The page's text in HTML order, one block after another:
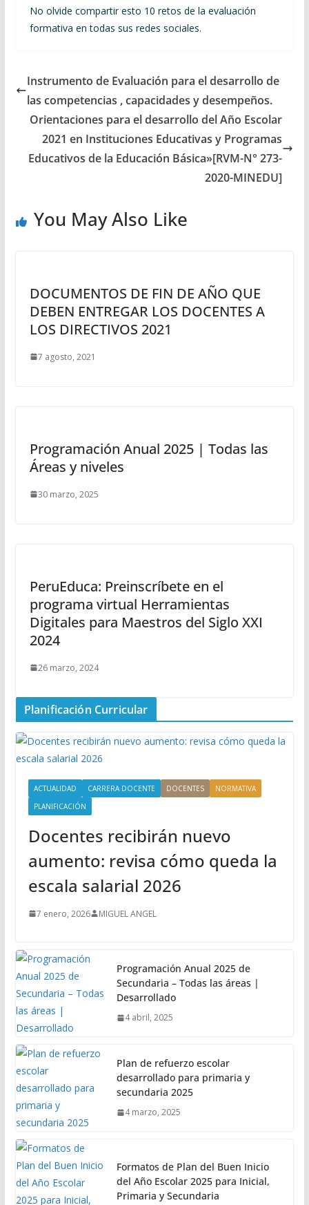
No olvide compartir esto 10 retos de la evaluación
formativa en todas sus redes sociales.
Instrumento de Evaluación para el desarrollo de
las competencias , capacidades y desempeños.
Orientaciones para el desarrollo del Año Escolar
2021 en Instituciones Educativas y Programas
Educativos de la Educación Básica»[RVM-N° 273-
2020-MINEDU]
You May Also Like
DOCUMENTOS DE FIN DE AÑO QUE
DEBEN ENTREGAR LOS DOCENTES A
LOS DIRECTIVOS 2021
7 agosto, 2021
Programación Anual 2025 | Todas las
Áreas y niveles
30 marzo, 2025
PeruEduca: Preinscríbete en el
programa virtual Herramientas
Digitales para Maestros del Siglo XXI
2024
26 marzo, 2024
Planificación Curricular
ACTUALIDAD CARRERA DOCENTE DOCENTES
NORMATIVA
PLANIFICACIÓN
Docentes recibirán nuevo
aumento: revisa cómo queda la
escala salarial 2026
7 enero, 2026 MIGUEL ANGEL
Programación Anual 2025 de
Secundaria – Todas las áreas |
Desarrollado
4 abril, 2025
Plan de refuerzo escolar
desarrollado para primaria y
secundaria 2025
4 marzo, 2025
Formatos de Plan del Buen Inicio
del Año Escolar 2025 para Inicial,
Primaria y Secundaria